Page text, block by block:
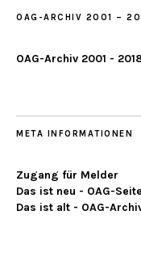
OAG-ARCHIV 2001 –
OAG-Archiv 2001 -
META INFORMATIONEN
Zugang für Melder
Das ist neu - OAG-
Das ist alt - OAG-